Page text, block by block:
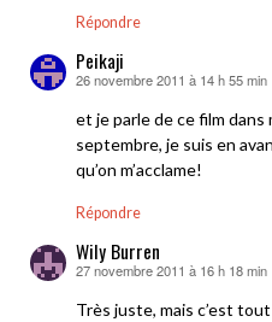
Répondre
Peikaji
dit :
26 novembre 2011 à 14 h 55 min
et je parle de ce film dans
septembre, je suis en
qu’on m’acclame!
Répondre
Wily Burren
dit :
27 novembre 2011 à 16 h 18 min
Très juste, mais c’est